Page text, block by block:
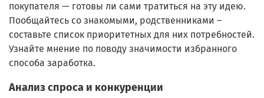
покупателя — готовы ли сами тратиться на эту идею.
Пообщайтесь со знакомыми, родственниками –
составьте список приоритетных для них потребностей.
Узнайте мнение по поводу значимости избранного
способа заработка.
Анализ спроса и конкуренции